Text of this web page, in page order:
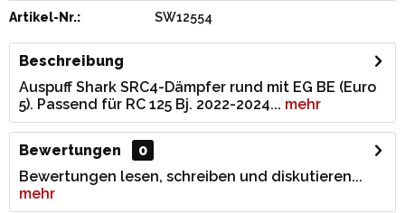
Artikel-Nr.: SW12554
Beschreibung
Auspuff Shark SRC4-Dämpfer rund mit EG BE (Euro
5). Passend für RC 125 Bj. 2022-2024... mehr
Bewertungen
0
Bewertungen lesen, schreiben und diskutieren...
mehr